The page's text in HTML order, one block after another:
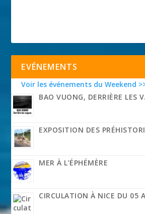
EVÉNEMENTS
Voir les événements du Weekend
BAO VUONG, DERRIÈRE LES
EXPOSITION DES
MER À L’ÉPHÉMÈRE
CIRCULATION À NICE DU 05